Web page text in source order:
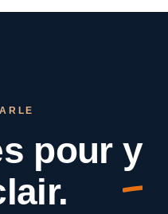
pour y